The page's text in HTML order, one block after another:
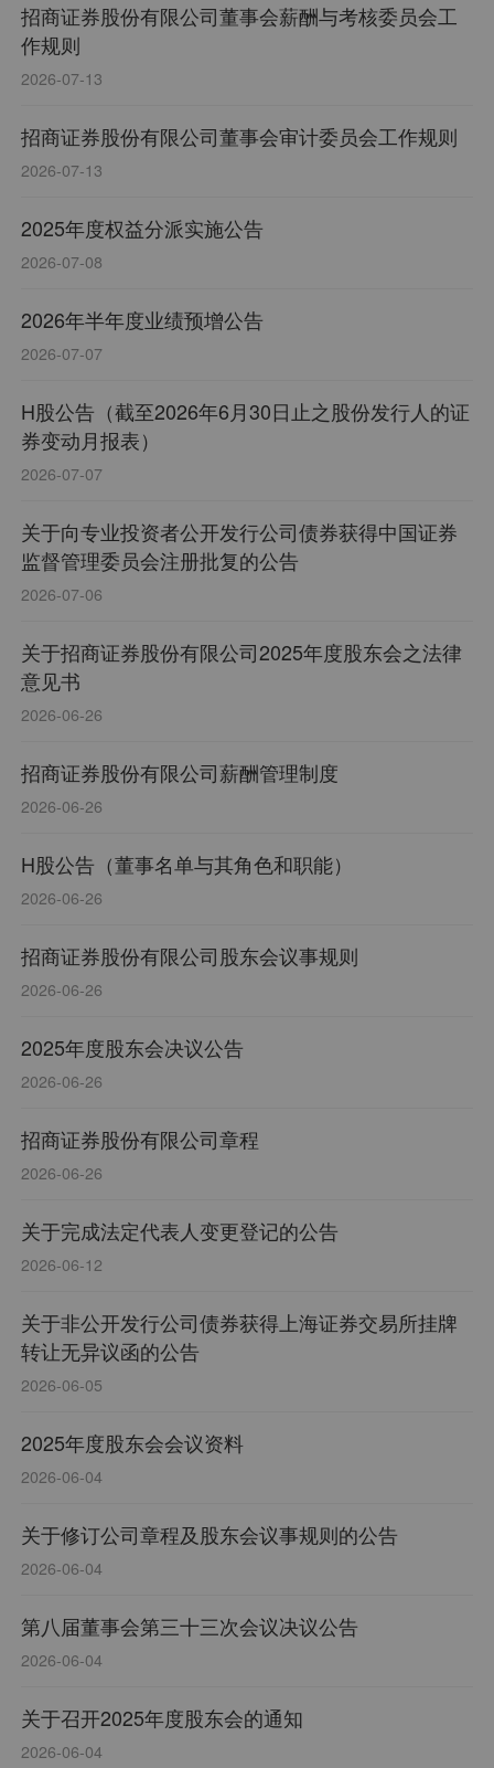
招商证券股份有限公司董事会薪酬与考核委员会工
作规则
2026-07-13
招商证券股份有限公司董事会审计委员会工作规则
2026-07-13
2025年度权益分派实施公告
2026-07-08
2026年半年度业绩预增公告
2026-07-07
H股公告（截至2026年6月30日止之股份发行人的证
券变动月报表）
2026-07-07
关于向专业投资者公开发行公司债券获得中国证券
监督管理委员会注册批复的公告
2026-07-06
关于招商证券股份有限公司2025年度股东会之法律
意见书
2026-06-26
招商证券股份有限公司薪酬管理制度
2026-06-26
H股公告（董事名单与其角色和职能）
2026-06-26
招商证券股份有限公司股东会议事规则
2026-06-26
2025年度股东会决议公告
2026-06-26
招商证券股份有限公司章程
2026-06-26
关于完成法定代表人变更登记的公告
2026-06-12
关于非公开发行公司债券获得上海证券交易所挂牌
转让无异议函的公告
2026-06-05
2025年度股东会会议资料
2026-06-04
关于修订公司章程及股东会议事规则的公告
2026-06-04
第八届董事会第三十三次会议决议公告
2026-06-04
关于召开2025年度股东会的通知
2026-06-04